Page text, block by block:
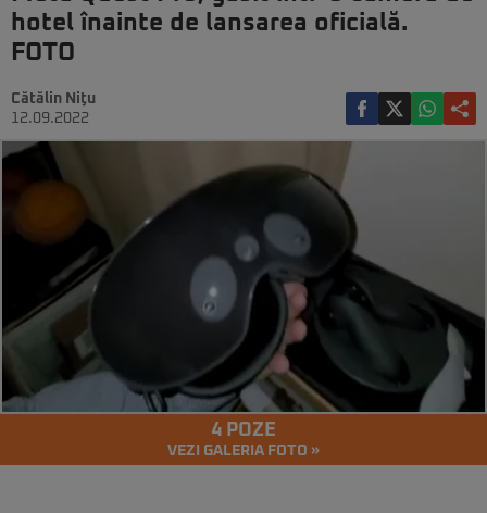
hotel înainte de lansarea oficială.
FOTO
Cătălin Niţu
12.09.2022
4 POZE
VEZI GALERIA FOTO »